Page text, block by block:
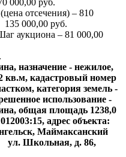
000,00 руб.
отсечения) – 810
000,00 руб.
аукциона – 81 000,00
назначение - нежилое,
кв.м, кадастровый номер
категория земель -
использование -
общая площадь 1238,0
адрес объекта:
Маймаксанский
Школьная, д. 86,